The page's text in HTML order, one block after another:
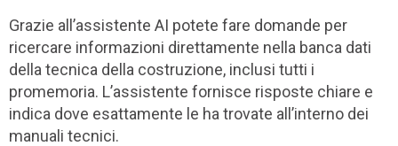
Grazie all’assistente AI potete fare domande per
ricercare informazioni direttamente nella banca dati
della tecnica della costruzione, inclusi tutti i
promemoria. L’assistente fornisce risposte chiare e
indica dove esattamente le ha trovate all’interno dei
manuali tecnici.